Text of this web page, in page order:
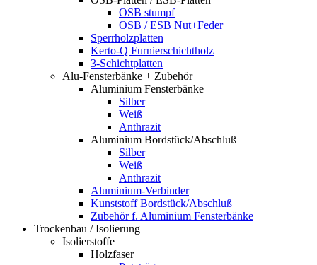
OSB stumpf
OSB / ESB Nut+Feder
Sperrholzplatten
Kerto-Q Furnierschichtholz
3-Schichtplatten
Alu-Fensterbänke + Zubehör
Aluminium Fensterbänke
Silber
Weiß
Anthrazit
Aluminium Bordstück/Abschluß
Silber
Weiß
Anthrazit
Aluminium-Verbinder
Kunststoff Bordstück/Abschluß
Zubehör f. Aluminium Fensterbänke
Trockenbau / Isolierung
Isolierstoffe
Holzfaser